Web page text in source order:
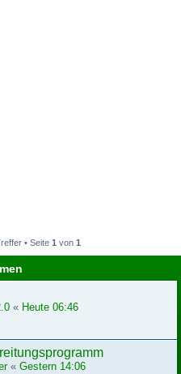
• Seite 1 von 1
« Heute 06:46
« Gestern 14:06